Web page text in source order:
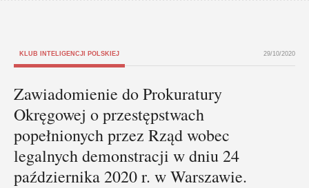
KLUB INTELIGENCJI POLSKIEJ 29/10/2020
Zawiadomienie do Prokuratury
Okręgowej o przestępstwach
popełnionych przez Rząd wobec
legalnych demonstracji w dniu 24
października 2020 r. w Warszawie.